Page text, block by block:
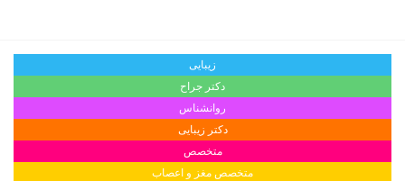
زیبایی
دکتر جراح
روانشناس
دکتر زیبایی
متخصص
متخصص مغز و اعصاب